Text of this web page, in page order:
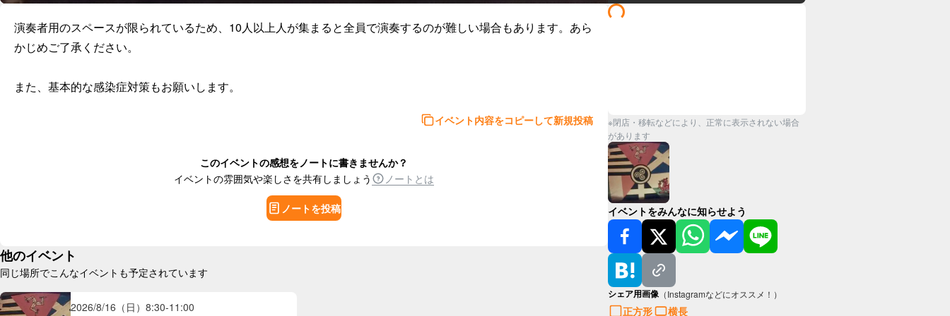
演奏者用のスペースが限られているため、10人以上人が集まると全員で演奏するのが難しい場合もあります。あら
かじめご了承ください。
また、基本的な感染症対策もお願いします。
イベント内容をコピーして新規投稿
このイベントの感想をノートに書きませんか？
イベントの雰囲気や楽しさを共有しましょう
ノートとは
ノートを投稿
他のイベント
同じ場所でこんなイベントも予定されています
2026/8/16（日） 8:30-11:00
※閉店・移転などにより、正常に表示されない場合
があります
イベントをみんなに知らせよう
シェア用画像 （Instagramなどにオススメ！）
正方形 横長